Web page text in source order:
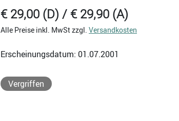
€ 29,00 (D) / € 29,90 (A)
Alle Preise inkl. MwSt zzgl. Versandkosten
Erscheinungsdatum: 01.07.2001
Vergriffen